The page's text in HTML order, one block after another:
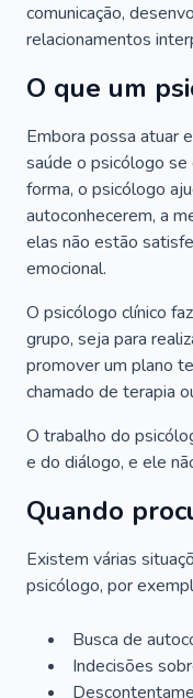
comunicação,
relacionamentos
O que um
Embora possa atuar
saúde o psicólogo se
forma, o psicólogo
autoconhecerem, a
elas não estão
emocional.
O psicólogo clínico
grupo, seja para
promover um plano
chamado de terapia
O trabalho do
e do diálogo, e ele
Quando
Existem várias
psicólogo, por
Busca de
Indecisões